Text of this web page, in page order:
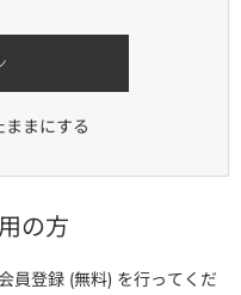
ままにする
の方
員登録 (無料) を行ってくだ